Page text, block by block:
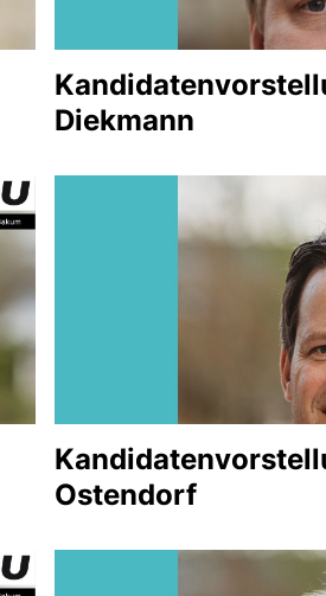
Diekmann
Ostendorf